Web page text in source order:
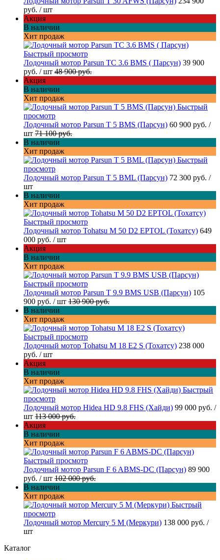
руб. / шт
Акция
В наличии
Хит продаж
Быстрый просмотр
Лодочный мотор Parsun TC 3.6 BMS ( Парсун) 39 900
руб. / шт 48 900 руб.
Акция
В наличии
Хит продаж
Быстрый
просмотр
Лодочный мотор Parsun T 5 BMS (Парсун) 60 900 руб. /
шт 71 100 руб.
В наличии
Хит продаж
Быстрый
просмотр
Лодочный мотор Parsun T 5 BML (Парсун) 72 300 руб. /
шт
В наличии
Хит продаж
Быстрый просмотр
Лодочный мотор Tohatsu M 50 D2 EPTOL (Тохатсу) 649
000 руб. / шт
Акция
В наличии
Хит продаж
Быстрый просмотр
Лодочный мотор Parsun T 9.9 BMS USB (Парсун) 105
900 руб. / шт 130 900 руб.
В наличии
Хит продаж
Быстрый просмотр
Лодочный мотор Tohatsu M 18 E2 S (Тохатсу) 238 000
руб. / шт
Акция
В наличии
Хит продаж
Быстрый
просмотр
Лодочный мотор Hidea HD 9.8 FHS (Хайди) 99 000 руб. /
шт 113 000 руб.
Акция
В наличии
Хит продаж
Быстрый просмотр
Лодочный мотор Parsun F 6 ABMS-DC (Парсун) 89 900
руб. / шт 102 000 руб.
В наличии
Хит продаж
Быстрый
просмотр
Лодочный мотор Mercury 5 M (Меркури) 138 000 руб. /
шт
Каталог